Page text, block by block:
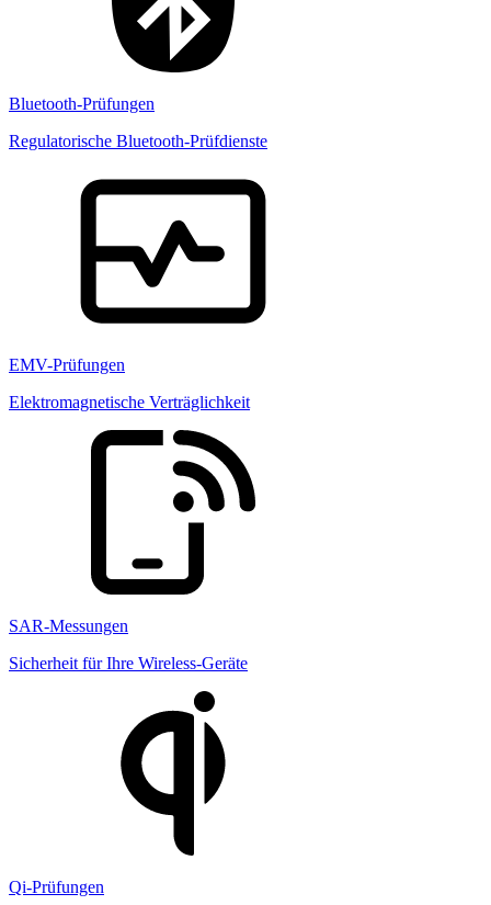
Bluetooth-Prüfungen
Regulatorische Bluetooth-Prüfdienste
EMV-Prüfungen
Elektromagnetische Verträglichkeit
SAR-Messungen
Sicherheit für Ihre Wireless-Geräte
Qi-Prüfungen